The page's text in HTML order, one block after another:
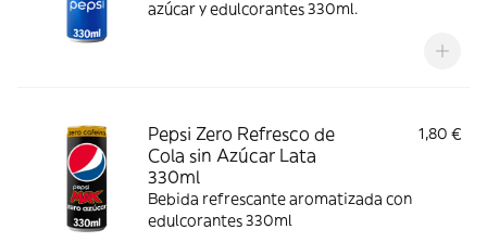
azúcar y edulcorantes 330ml.
Pepsi Zero Refresco de
Cola sin Azúcar Lata
330ml
1,80 €
Bebida refrescante aromatizada con
edulcorantes 330ml